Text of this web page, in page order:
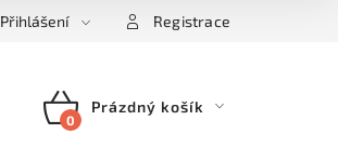
Přihlášení Registrace
NÁKUPNÍ
Prázdný košík